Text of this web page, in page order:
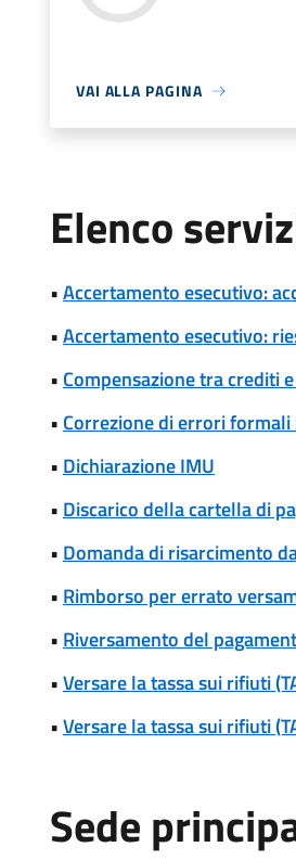
VAI ALLA PAGINA
Elenco
•Accertamento esecutivo:
•Accertamento esecutivo:
• Compensazione tra crediti
• Correzione di errori
• Dichiarazione IMU
• Discarico della cartella di
• Domanda di risarcimento
• Rimborso per errato
• Riversamento del
•Versare la tassa sui rifiuti
•Versare la tassa sui rifiuti
Sede